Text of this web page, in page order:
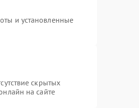
и установленные
скрытых
на сайте